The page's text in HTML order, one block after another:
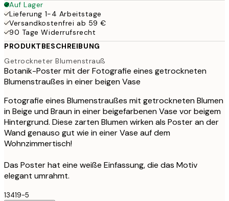
Auf Lager
Lieferung 1-4 Arbeitstage
Versandkostenfrei ab 59 €
90 Tage Widerrufsrecht
PRODUKTBESCHREIBUNG
Getrockneter Blumenstrauß
Botanik-Poster mit der Fotografie eines getrockneten
Blumenstraußes in einer beigen Vase
Fotografie eines Blumenstraußes mit getrockneten Blumen
in Beige und Braun in einer beigefarbenen Vase vor beigem
Hintergrund. Diese zarten Blumen wirken als Poster an der
Wand genauso gut wie in einer Vase auf dem
Wohnzimmertisch!
Das Poster hat eine weiße Einfassung, die das Motiv
elegant umrahmt.
13419-5